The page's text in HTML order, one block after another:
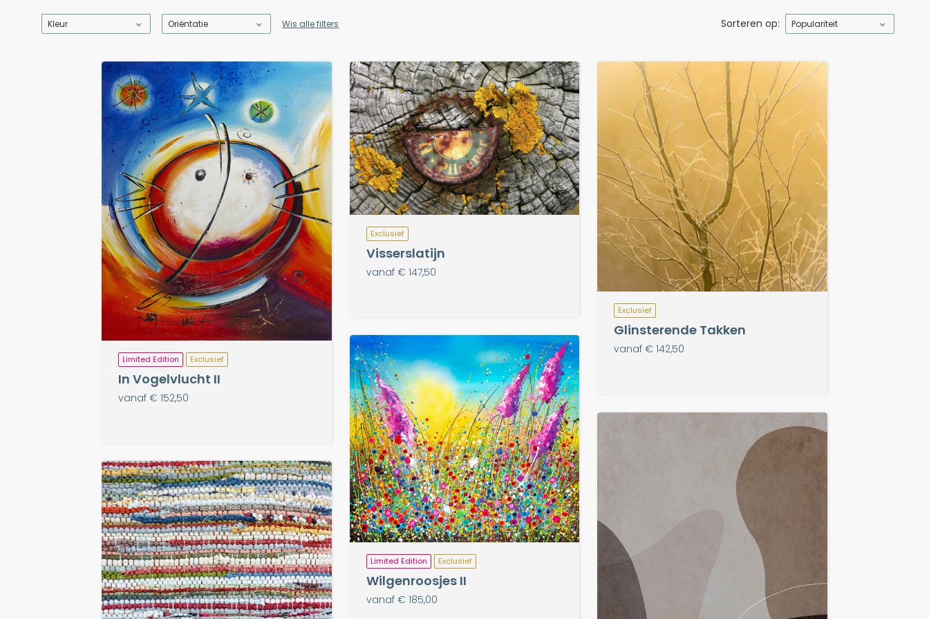
Kleur Oriëntatie Wis alle filters Sorteren op: Populariteit
Limited Edition Exclusief
In Vogelvlucht II
vanaf € 152,50
Exclusief
Visserslatijn
vanaf € 147,50
Exclusief
Glinsterende Takken
vanaf € 142,50
Limited Edition Exclusief
Wilgenroosjes II
vanaf € 185,00